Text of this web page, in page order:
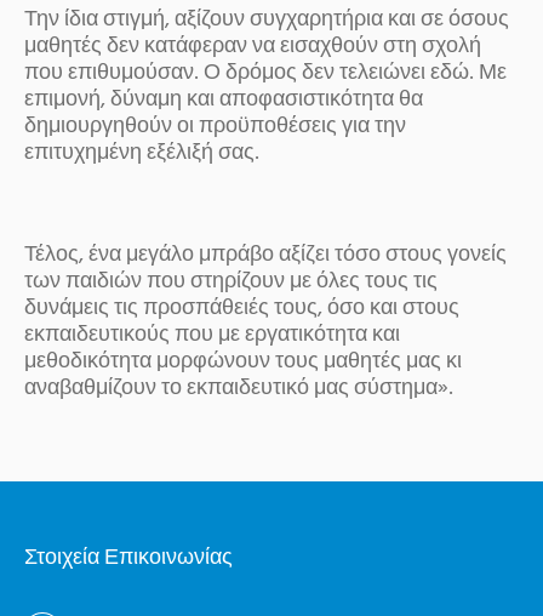
Την ίδια στιγμή, αξίζουν συγχαρητήρια και σε όσους
μαθητές δεν κατάφεραν να εισαχθούν στη σχολή
που επιθυμούσαν. Ο δρόμος δεν τελειώνει εδώ. Με
επιμονή, δύναμη και αποφασιστικότητα θα
δημιουργηθούν οι προϋποθέσεις για την
επιτυχημένη εξέλιξή σας.
Τέλος, ένα μεγάλο μπράβο αξίζει τόσο στους γονείς
των παιδιών που στηρίζουν με όλες τους τις
δυνάμεις τις προσπάθειές τους, όσο και στους
εκπαιδευτικούς που με εργατικότητα και
μεθοδικότητα μορφώνουν τους μαθητές μας κι
αναβαθμίζουν το εκπαιδευτικό μας σύστημα».
Στοιχεία Επικοινωνίας